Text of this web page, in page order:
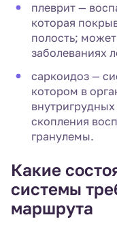
плеврит —
которая
полость;
заболеваниях
саркоидоз —
котором в
скопления
гранулемы.
Какие
системы
маршрута